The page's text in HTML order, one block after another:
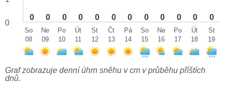
0 0 0 0 0 0 0 0 0 0 0 0
0
So
08
Ne
09
Po
10
Út
11
St
12
Čt
13
Pá
14
So
15
Ne
16
Po
17
Út
18
St
19
Graf zobrazuje denní úhrn sněhu v cm v průběhu příštích
dnů.